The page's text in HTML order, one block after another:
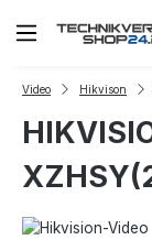
Zum Hauptinhalt
Video Hikvison